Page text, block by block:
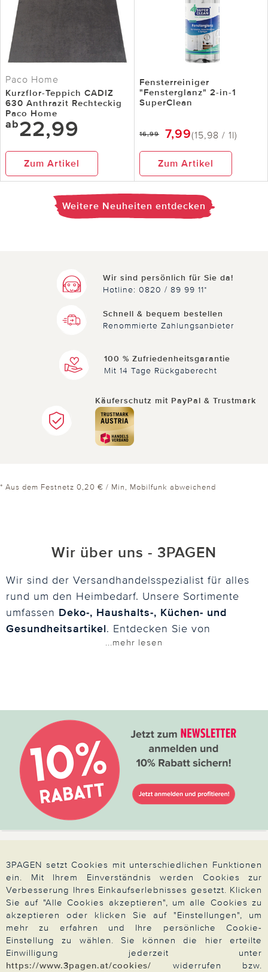
Paco Home
Kurzflor-Teppich CADIZ
630 Anthrazit Rechteckig
Paco Home
ab22,99
Zum Artikel
Fensterreiniger
"Fensterglanz" 2-in-1
SuperClean
16,99 7,99(15,98 / 1l)
Zum Artikel
Weitere Neuheiten entdecken
Wir sind persönlich für Sie da!
Hotline: 0820 / 89 99 11*
Schnell & bequem bestellen
Renommierte Zahlungsanbieter
100 % Zufriedenheitsgarantie
Mit 14 Tage Rückgaberecht
Käuferschutz mit PayPal & Trustmark
* Aus dem Festnetz 0,20 € / Min, Mobilfunk abweichend
Wir über uns - 3PAGEN
Wir sind der Versandhandelsspezialist für alles
rund um den Heimbedarf. Unsere Sortimente
umfassen Deko-, Haushalts-, Küchen- und
Gesundheitsartikel. Entdecken Sie von
Solarleuchten, Garten- und Balkondeko über
von Badutensilien über Hand- und Fußpflege,
Haarpflege bis hin zum Heimtrainer und der
Fitness-Uhr in der Kategorie "Gesundheit und
Fitness". Weiterhin führen wir Damen- und
Herrenmode. Unsere Kunden schätzen unsere
pfiffigen, praktischen und preiswerten Produkte.
Bei uns bestellen Sie bequem per Rechnung
oder mit PayPal, Kreditkarte oder
zusammenstellen.
...mehr lesen
Häufige Fragen
Anmelden / Registrieren
Bestell- und Retourenstatus
Persönliche Daten
Katalog bestellen
3PAGEN setzt Cookies mit unterschiedlichen Funktionen
ein. Mit Ihrem Einverständnis werden Cookies zur
Verbesserung Ihres Einkaufserlebnisses gesetzt. Klicken
Sie auf "Alle Cookies akzeptieren", um alle Cookies zu
akzeptieren oder klicken Sie auf "Einstellungen", um
mehr zu erfahren und Ihre persönliche Cookie-
Einstellung zu wählen. Sie können die hier erteilte
Einwilligung jederzeit unter
https://www.3pagen.at/cookies/ widerrufen bzw.